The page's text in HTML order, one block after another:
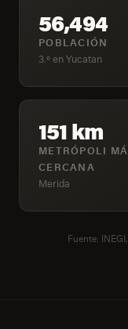
56,494
POBLACIÓN
3.º en Yucatan
151 km
METRÓPOLI
CERCANA
Merida
Fuente: